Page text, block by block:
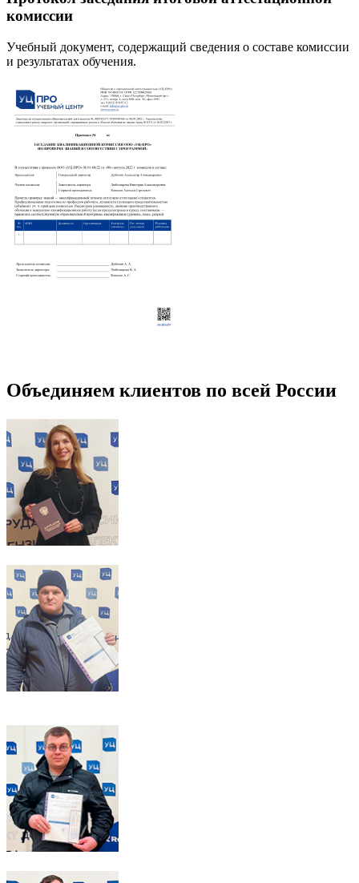
комиссии
Учебный документ, содержащий сведения о составе комиссии
и результатах обучения.
Объединяем клиентов по всей России